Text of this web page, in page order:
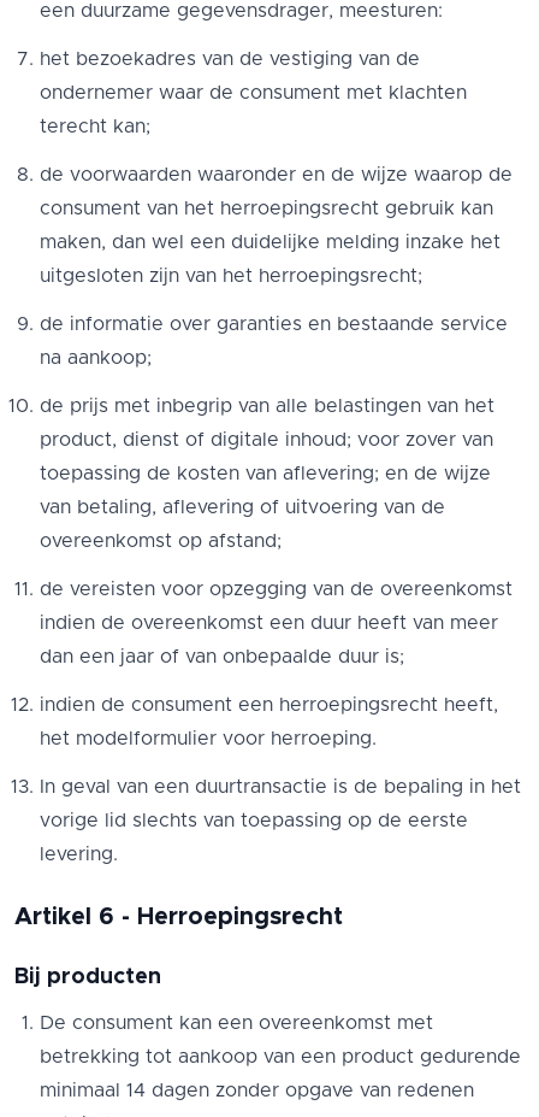
een duurzame gegevensdrager, meesturen:
het bezoekadres van de vestiging van de
ondernemer waar de consument met klachten
terecht kan;
de voorwaarden waaronder en de wijze waarop de
consument van het herroepingsrecht gebruik kan
maken, dan wel een duidelijke melding inzake het
uitgesloten zijn van het herroepingsrecht;
de informatie over garanties en bestaande service
na aankoop;
de prijs met inbegrip van alle belastingen van het
product, dienst of digitale inhoud; voor zover van
toepassing de kosten van aflevering; en de wijze
van betaling, aflevering of uitvoering van de
overeenkomst op afstand;
de vereisten voor opzegging van de overeenkomst
indien de overeenkomst een duur heeft van meer
dan een jaar of van onbepaalde duur is;
indien de consument een herroepingsrecht heeft,
het modelformulier voor herroeping.
In geval van een duurtransactie is de bepaling in het
vorige lid slechts van toepassing op de eerste
levering.
Artikel 6 - Herroepingsrecht
Bij producten
De consument kan een overeenkomst met
betrekking tot aankoop van een product gedurende
minimaal 14 dagen zonder opgave van redenen